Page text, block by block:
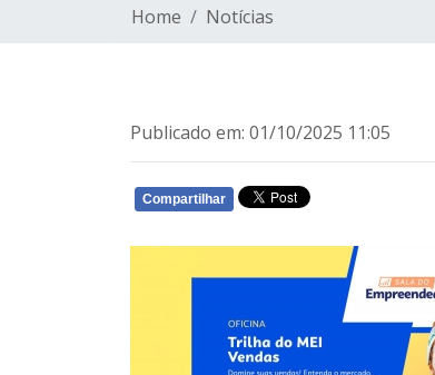
Home Notícias
Publicado em: 01/10/2025 11:05
Compartilhar